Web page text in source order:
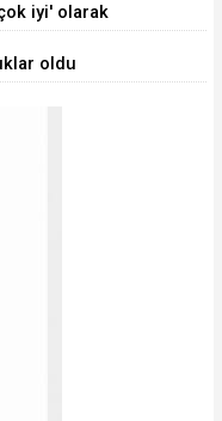
iyi' olarak
oldu